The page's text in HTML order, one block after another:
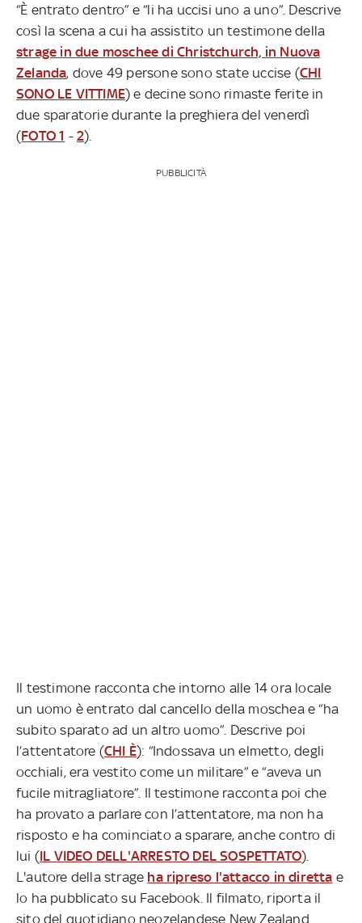
“È entrato dentro” e “li ha uccisi uno a uno”. Descrive
così la scena a cui ha assistito un testimone della
strage in due moschee di Christchurch, in Nuova
Zelanda, dove 49 persone sono state uccise (CHI
SONO LE VITTIME) e decine sono rimaste ferite in
due sparatorie durante la preghiera del venerdì
(FOTO 1 -2).
PUBBLICITÀ
Il testimone racconta che intorno alle 14 ora locale
un uomo è entrato dal cancello della moschea e “ha
subito sparato ad un altro uomo”. Descrive poi
l’attentatore (CHI È): “Indossava un elmetto, degli
occhiali, era vestito come un militare” e “aveva un
fucile mitragliatore”. Il testimone racconta poi che
ha provato a parlare con l’attentatore, ma non ha
risposto e ha cominciato a sparare, anche contro di
lui (IL VIDEO DELL'ARRESTO DEL SOSPETTATO).
L'autore della strage ha ripreso l'attacco in diretta e
lo ha pubblicato su Facebook. Il filmato, riporta il
sito del quotidiano neozelandese New Zealand